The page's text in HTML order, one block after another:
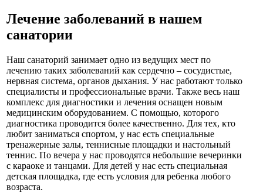
Лечение заболеваний в нашем
санатории
Наш санаторий занимает одно из ведущих мест по
лечению таких заболеваний как сердечно – сосудистые,
нервная система, органов дыхания. У нас работают только
специалисты и профессиональные врачи. Также весь наш
комплекс для диагностики и лечения оснащен новым
медицинским оборудованием. С помощью, которого
диагностика проводится более качественно. Для тех, кто
любит заниматься спортом, у нас есть специальные
тренажерные залы, теннисные площадки и настольный
теннис. По вечера у нас проводятся небольшие вечеринки
с караоке и танцами. Для детей у нас есть специальная
детская площадка, где есть условия для ребенка любого
возраста.